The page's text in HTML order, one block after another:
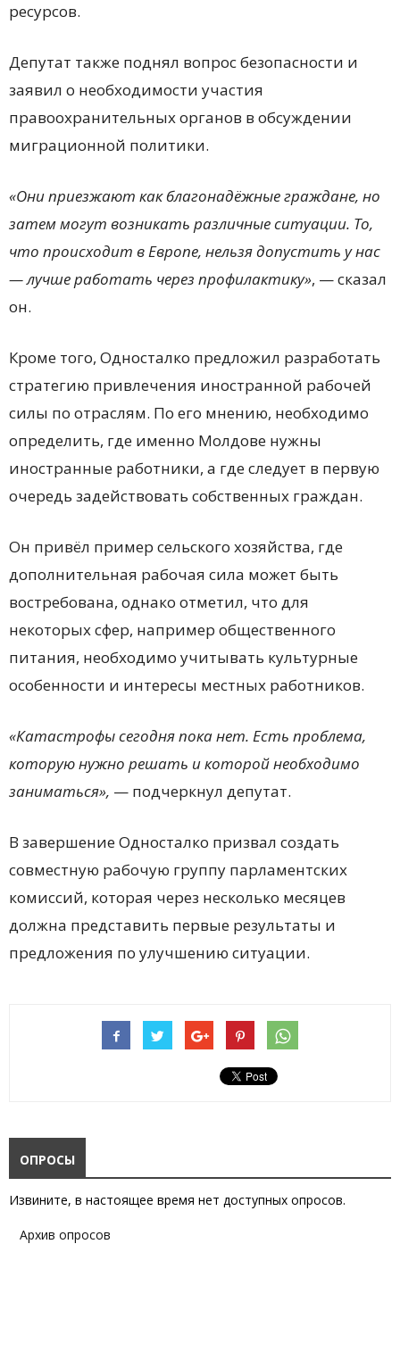
ресурсов.
Депутат также поднял вопрос безопасности и
заявил о необходимости участия
правоохранительных органов в обсуждении
миграционной политики.
«Они приезжают как благонадёжные граждане, но
затем могут возникать различные ситуации. То,
что происходит в Европе, нельзя допустить у нас
— лучше работать через профилактику», — сказал
он.
Кроме того, Односталко предложил разработать
стратегию привлечения иностранной рабочей
силы по отраслям. По его мнению, необходимо
определить, где именно Молдове нужны
иностранные работники, а где следует в первую
очередь задействовать собственных граждан.
Он привёл пример сельского хозяйства, где
дополнительная рабочая сила может быть
востребована, однако отметил, что для
некоторых сфер, например общественного
питания, необходимо учитывать культурные
особенности и интересы местных работников.
«Катастрофы сегодня пока нет. Есть проблема,
которую нужно решать и которой необходимо
заниматься», — подчеркнул депутат.
В завершение Односталко призвал создать
совместную рабочую группу парламентских
комиссий, которая через несколько месяцев
должна представить первые результаты и
предложения по улучшению ситуации.
ОПРОСЫ
Извините, в настоящее время нет доступных опросов.
Архив опросов